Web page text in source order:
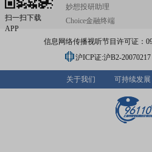
扫一扫下载
APP
妙想投研助理
Choice金融终端
信息网络传播视听节目许可证：
沪ICP证:沪B2-20070217
关于我们 可持续发展